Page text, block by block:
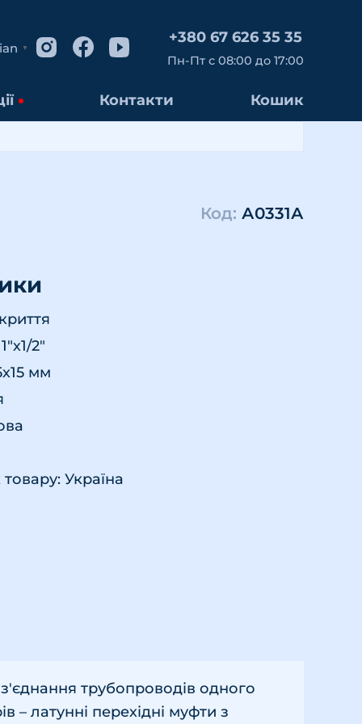
▼
+380 67 626 35 35
Пн-Пт с 08:00 до 17:00
Контакти Кошик
Код: А0331А
2"
мм
Україна
трубопроводів одного
– латунні перехідні муфти з